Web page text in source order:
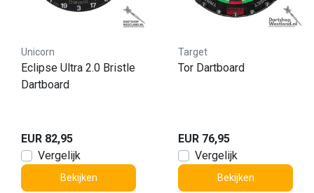
Unicorn
Eclipse Ultra 2.0 Bristle
Dartboard
EUR 82,95
Vergelijk
Bekijken
Target
Tor Dartboard
EUR 76,95
Vergelijk
Bekijken